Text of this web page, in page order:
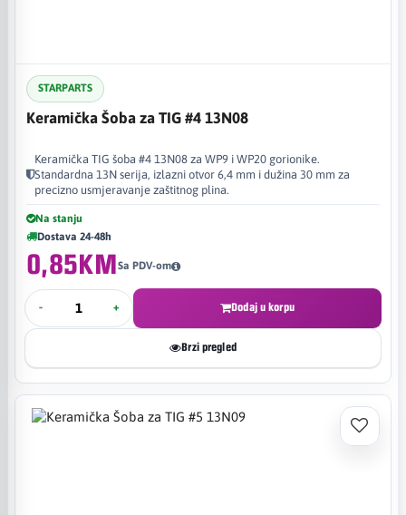
STARPARTS
Keramička Šoba za TIG #4 13N08
Keramička TIG šoba #4 13N08 za WP9 i WP20 gorionike.
Standardna 13N serija, izlazni otvor 6,4 mm i dužina 30 mm za
precizno usmjeravanje zaštitnog plina.
Na stanju
Dostava 24-48h
0,85KMSa PDV-om
- + Dodaj u korpu
Brzi pregled